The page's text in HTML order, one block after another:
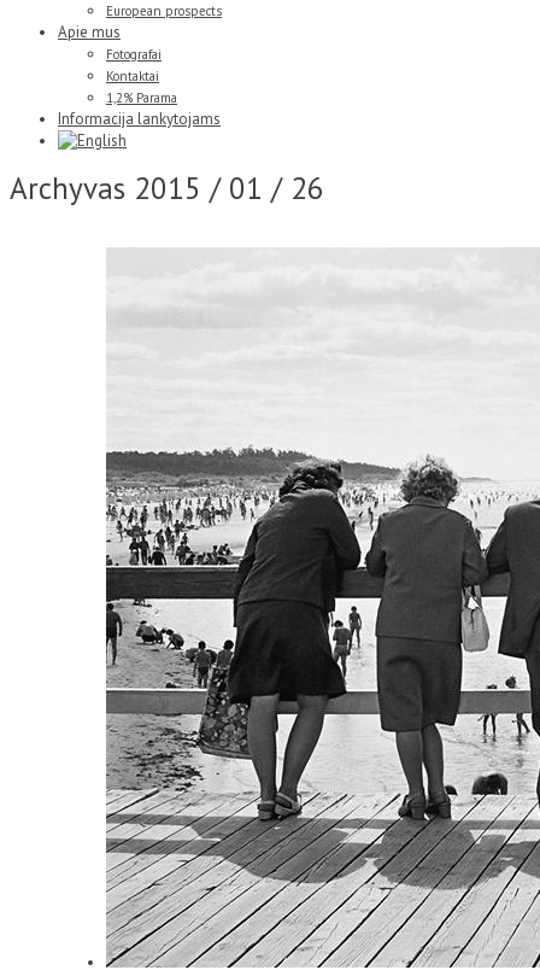
European prospects
Apie mus
Fotografai
Kontaktai
1,2% Parama
Informacija lankytojams
Archyvas 2015 / 01 / 26